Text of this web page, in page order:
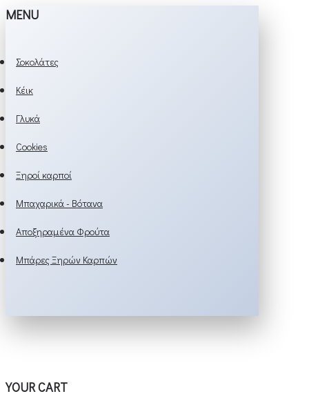
MENU
Σοκολάτες
Κέικ
Γλυκά
Cookies
Ξηροί καρποί
Μπαχαρικά - Βότανα
Αποξηραμένα Φρούτα
Μπάρες Ξηρών Καρπών
YOUR CART